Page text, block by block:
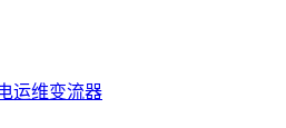
运维变流器